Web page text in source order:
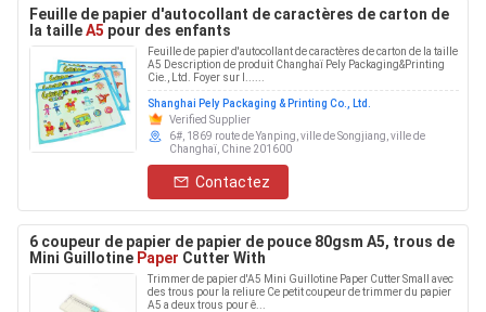
Feuille de papier d'autocollant de caractères de carton de
la tailleA5 pour des enfants
Feuille de papier d'autocollant de caractères de carton de la taille
A5 Description de produit Changhaï Pely Packaging&Printing
Cie., Ltd. Foyer sur l......
Shanghai Pely Packaging & Printing Co., Ltd.
Verified Supplier
6#, 1869 route de Yanping, ville de Songjiang, ville de
Changhaï, Chine 201600
Contactez
6 coupeur de papier de papier de pouce 80gsm A5, trous de
Mini Guillotine Paper Cutter With
Trimmer de papier d'A5 Mini Guillotine Paper Cutter Small avec
des trous pour la reliure Ce petit coupeur de trimmer du papier
A5 a deux trous pour ê...